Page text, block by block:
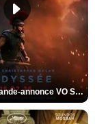
L'Odyssée Bande-annonce VO STFR